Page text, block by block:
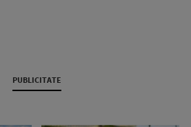
PUBLICITATE